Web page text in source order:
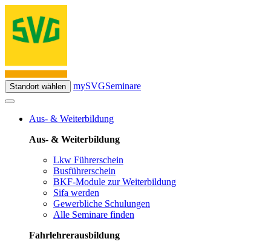
Standort wählen mySVGSeminare
Aus- & Weiterbildung
Aus- & Weiterbildung
Lkw Führerschein
Busführerschein
BKF-Module zur Weiterbildung
Sifa werden
Gewerbliche Schulungen
Alle Seminare finden
Fahrlehrerausbildung